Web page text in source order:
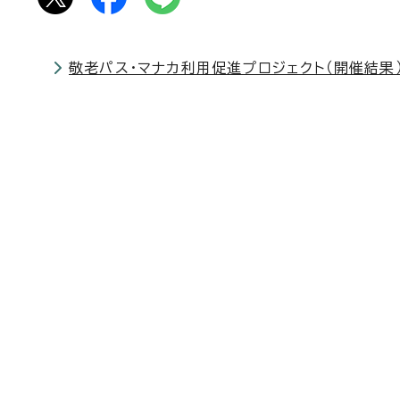
敬老パス・マナカ利用促進プロジェクト（開催結果）